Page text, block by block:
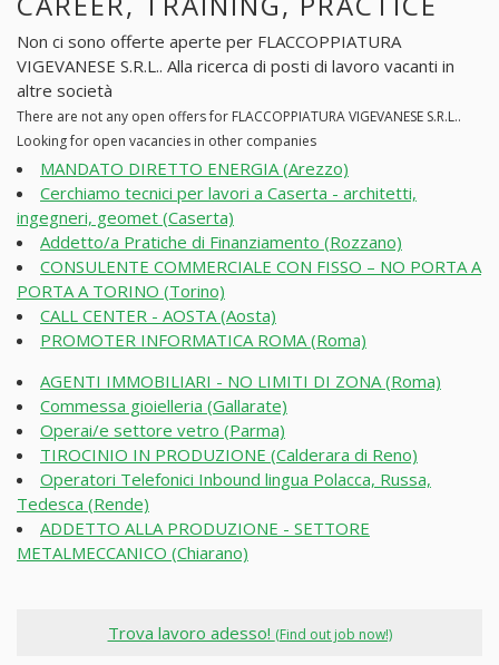
Non ci sono offerte aperte per FLACCOPPIATURA
VIGEVANESE S.R.L.. Alla ricerca di posti di lavoro vacanti in
altre società
There are not any open offers for FLACCOPPIATURA VIGEVANESE S.R.L..
Looking for open vacancies in other companies
MANDATO DIRETTO ENERGIA (Arezzo)
Cerchiamo tecnici per lavori a Caserta - architetti,
ingegneri, geomet (Caserta)
Addetto/a Pratiche di Finanziamento (Rozzano)
CONSULENTE COMMERCIALE CON FISSO – NO PORTA A
PORTA A TORINO (Torino)
CALL CENTER - AOSTA (Aosta)
PROMOTER INFORMATICA ROMA (Roma)
AGENTI IMMOBILIARI - NO LIMITI DI ZONA (Roma)
Commessa gioielleria (Gallarate)
Operai/e settore vetro (Parma)
TIROCINIO IN PRODUZIONE (Calderara di Reno)
Operatori Telefonici Inbound lingua Polacca, Russa,
Tedesca (Rende)
ADDETTO ALLA PRODUZIONE - SETTORE
METALMECCANICO (Chiarano)
Trova lavoro adesso! (Find out job now!)